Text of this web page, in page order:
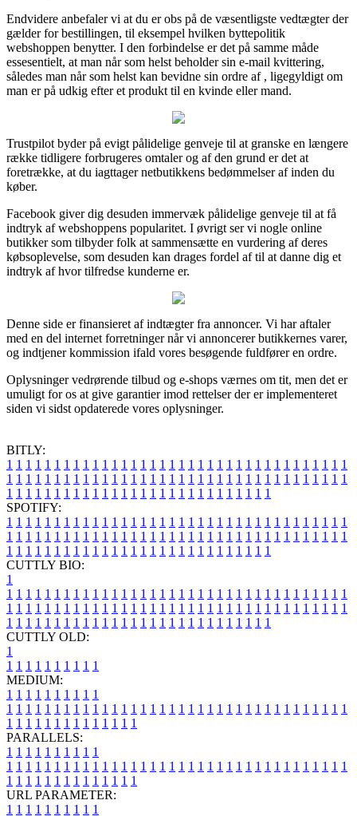
Endvidere anbefaler vi at du er obs på de væsentligste vedtægter der
gælder for bestillingen, til eksempel hvilken byttepolitik
webshoppen benytter. I den forbindelse er det på samme måde
essesentielt, at man når som helst beholder sin e-mail kvittering,
således man når som helst kan bevidne sin ordre af , ligegyldigt om
man er på udkig efter et produkt til en kvinde eller mand.
Trustpilot byder på evigt pålidelige genveje til at granske en længere
række tidligere forbrugeres omtaler og af den grund er det at
foretrække, at du iagttager netbutikkens bedømmelser af inden du
køber.
Facebook giver dig desuden immervæk pålidelige genveje til at få
indtryk af webshoppens popularitet. I øvrigt ser vi nogle online
butikker som tilbyder folk at sammensætte en vurdering af deres
købsoplevelse, som desuden kan drages fordel af til at danne dig et
indtryk af hvor tilfredse kunderne er.
Denne side er finansieret af indtægter fra annoncer. Vi har aftaler
med en del internet forretninger når vi annoncerer butikkernes varer,
og indtjener kommission ifald vores besøgende fuldfører en ordre.
Oplysninger vedrørende tilbud og e-shops værnes om tit, men det er
umuligt for os at give garantier imod rettelser der er implementeret
siden vi sidst opdaterede vores oplysninger.
BITLY:
1 1 1 1 1 1 1 1 1 1 1 1 1 1 1 1 1 1 1 1 1 1 1 1 1 1 1 1 1 1 1 1 1 1 1 1
1 1 1 1 1 1 1 1 1 1 1 1 1 1 1 1 1 1 1 1 1 1 1 1 1 1 1 1 1 1 1 1 1 1 1 1
1 1 1 1 1 1 1 1 1 1 1 1 1 1 1 1 1 1 1 1 1 1 1 1 1 1 1 1
SPOTIFY:
1 1 1 1 1 1 1 1 1 1 1 1 1 1 1 1 1 1 1 1 1 1 1 1 1 1 1 1 1 1 1 1 1 1 1 1
1 1 1 1 1 1 1 1 1 1 1 1 1 1 1 1 1 1 1 1 1 1 1 1 1 1 1 1 1 1 1 1 1 1 1 1
1 1 1 1 1 1 1 1 1 1 1 1 1 1 1 1 1 1 1 1 1 1 1 1 1 1 1 1
CUTTLY BIO:
1
1 1 1 1 1 1 1 1 1 1 1 1 1 1 1 1 1 1 1 1 1 1 1 1 1 1 1 1 1 1 1 1 1 1 1 1
1 1 1 1 1 1 1 1 1 1 1 1 1 1 1 1 1 1 1 1 1 1 1 1 1 1 1 1 1 1 1 1 1 1 1 1
1 1 1 1 1 1 1 1 1 1 1 1 1 1 1 1 1 1 1 1 1 1 1 1 1 1 1 1
CUTTLY OLD:
1
1 1 1 1 1 1 1 1 1 1
MEDIUM:
1 1 1 1 1 1 1 1 1 1
1 1 1 1 1 1 1 1 1 1 1 1 1 1 1 1 1 1 1 1 1 1 1 1 1 1 1 1 1 1 1 1 1 1 1 1
1 1 1 1 1 1 1 1 1 1 1 1 1 1
PARALLELS:
1 1 1 1 1 1 1 1 1 1
1 1 1 1 1 1 1 1 1 1 1 1 1 1 1 1 1 1 1 1 1 1 1 1 1 1 1 1 1 1 1 1 1 1 1 1
1 1 1 1 1 1 1 1 1 1 1 1 1 1
URL PARAMETER:
1 1 1 1 1 1 1 1 1 1